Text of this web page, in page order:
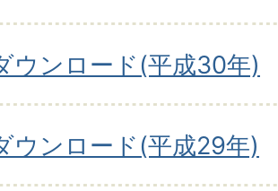
ウンロード(平成30年)
ウンロード(平成29年)